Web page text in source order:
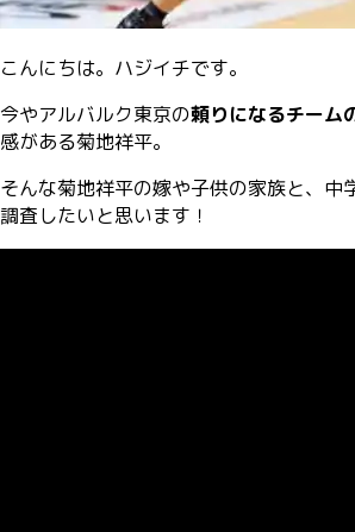
こんにちは。ハジイチです。
今やアルバルク東京の頼りになるチーム
感がある菊地祥平。
そんな菊地祥平の嫁や子供の家族と、中
調査したいと思います！